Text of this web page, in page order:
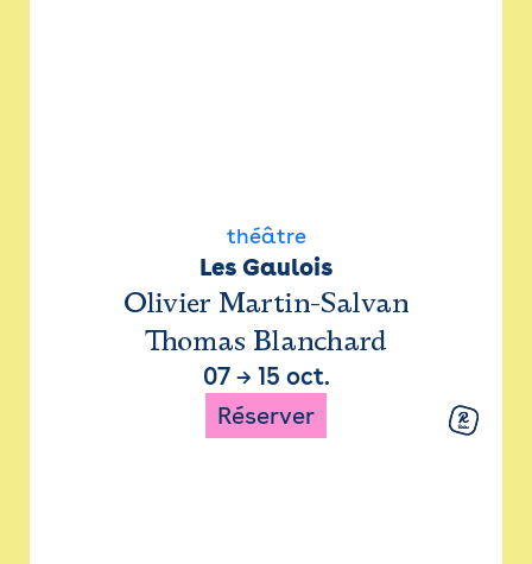
théâtre
Les Gaulois
Olivier Martin-Salvan
Thomas Blanchard
07→ 15 oct.
Réserver